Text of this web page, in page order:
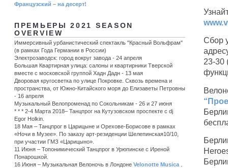
Сбор
23-30
Французский – на десерт!
ПРЕМЬЕРЫ 2021 SEASON
OVERVIEW
Иммерсивный урбанистический спектакль "Красный Вольфрам"
(в рамках Года Германии в России)
Электрозаводск: город вокруг завода - 24 апреля
Большая Квартирная улица: салоны и квартирники Тверской
вместе с московской группой Хадн Дадн - 13 мая
Дворовая кругосветка по улице Покровке. Сквозь времена и
пространства, от Южно-Китайского моря до Елизаветы Петровны
- 16 апреля
Музыкальный Велопроменад по Сокольникам - 26 и 27 июня
* * * 2-4 Марта 2018– Танцпрог на Кутузовском проспекте с dj
Egor Holkin.
18 Мая – Танцпрог в Царицыне и Орехове-Борисове в рамках
«Ночи в Музее». По заказу арт-резиденции Шелепинская10/10,
при участии ГМЗ «Царицыно».
11 Июня – Топонимический Танцпрог в Урюпинске c Иреной
Понарошкой.
16 Июня – Музыкальная Велоночь в Лондоне Velonotte Musica